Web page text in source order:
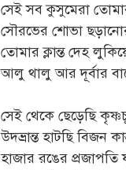
সেই সব কুসুমেরা
সৌরভের শোভা
তোমার ক্লান্ত দেহ
আলু থালু আর দূর্বার
সেই থেকে ছেড়েছি
উদভ্রান্ত হাটছি বিজন
হাজার রঙের প্রজাপতি